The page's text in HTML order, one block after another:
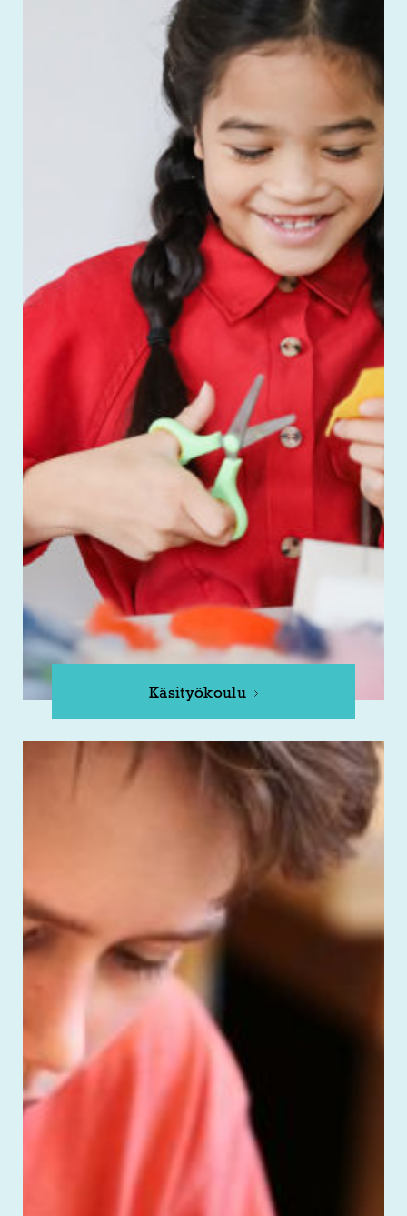
Käsityökoulu